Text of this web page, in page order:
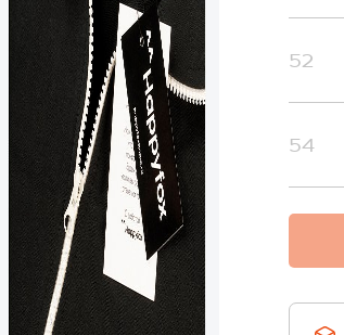
52
54